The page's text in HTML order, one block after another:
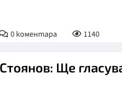
0коментара 1140
Ще